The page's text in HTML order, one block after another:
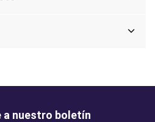
a nuestro boletín